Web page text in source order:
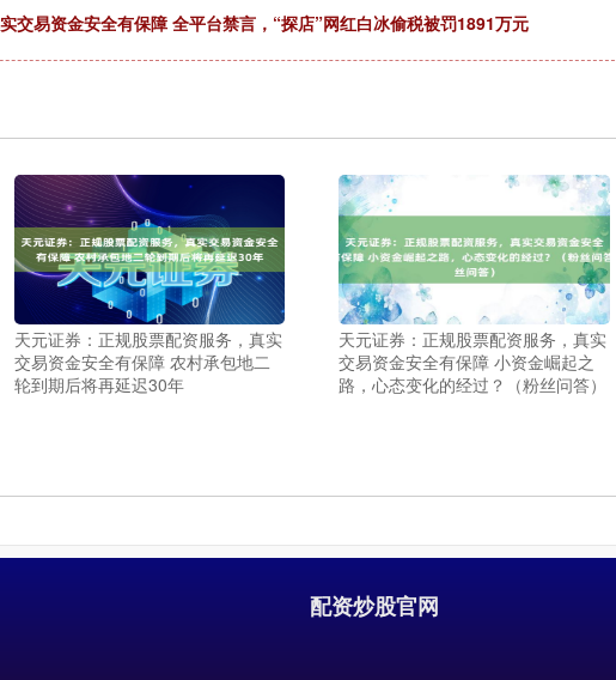
交易资金安全有保障 全平台禁言，“探店”网红白冰偷税被罚1891万元
天元证券：正规股票配资服务，真实
交易资金安全有保障 农村承包地二
轮到期后将再延迟30年
天元证券：正规股票配资服务，真实
交易资金安全有保障 小资金崛起之
路，心态变化的经过？（粉丝问答）
配资炒股官网